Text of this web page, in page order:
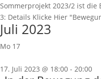
Sommerprojekt 2023/2 ist
3: Details Klicke Hier
Juli 2023
Mo 17
17. Juli 2023 @ 18:00 - 20:00